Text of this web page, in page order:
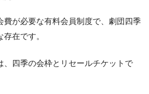
費が必要な有料会員制度で、劇団四季
在です。
、四季の会枠とリセールチケットで